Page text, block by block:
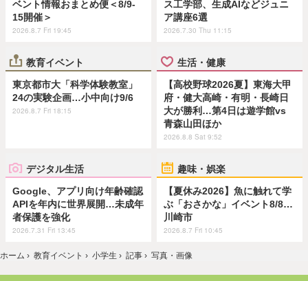
ベント情報おまとめ便＜8/9-
15開催＞
2026.8.7 Fri 19:45
ス工学部、生成AIなどジュニ
ア講座6選
2026.7.30 Thu 11:15
教育イベント
東京都市大「科学体験教室」
24の実験企画…小中向け9/6
2026.8.7 Fri 18:15
生活・健康
【高校野球2026夏】東海大甲
府・健大高崎・有明・長崎日
大が勝利…第4日は遊学館vs
青森山田ほか
2026.8.8 Sat 9:52
デジタル生活
Google、アプリ向け年齢確認
APIを年内に世界展開…未成年
者保護を強化
2026.7.31 Fri 13:45
趣味・娯楽
【夏休み2026】魚に触れて学
ぶ「おさかな」イベント8/8…
川崎市
2026.8.7 Fri 10:45
ホーム › 教育イベント › 小学生 › 記事 › 写真・画像